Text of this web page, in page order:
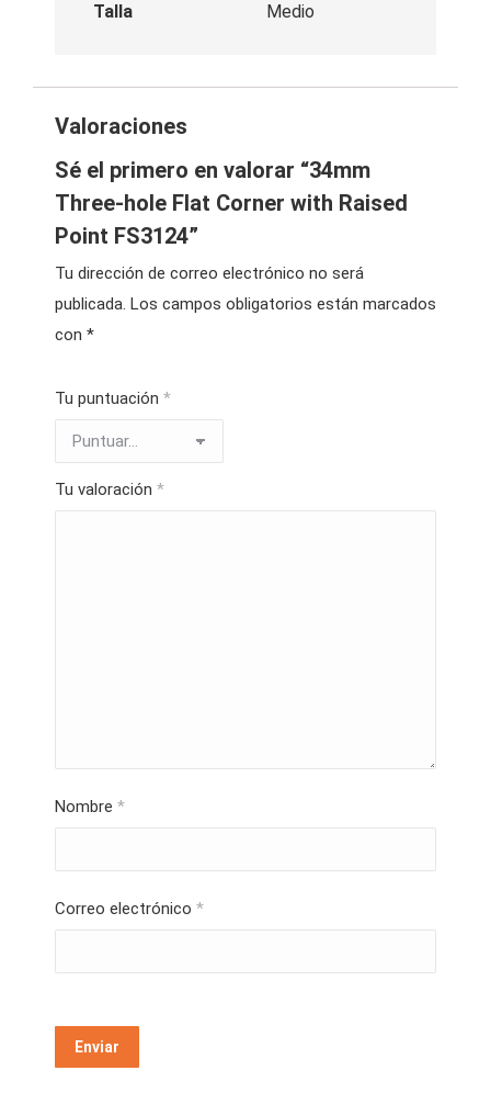
Talla Medio
Valoraciones
Sé el primero en valorar “34mm
Three-hole Flat Corner with Raised
Point FS3124”
Tu dirección de correo electrónico no será
publicada. Los campos obligatorios están marcados
con *
Tu puntuación *
Tu valoración *
Nombre *
Correo electrónico *